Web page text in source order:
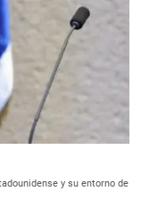
y su entorno de